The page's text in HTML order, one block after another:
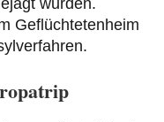
Geflüchtetenheim